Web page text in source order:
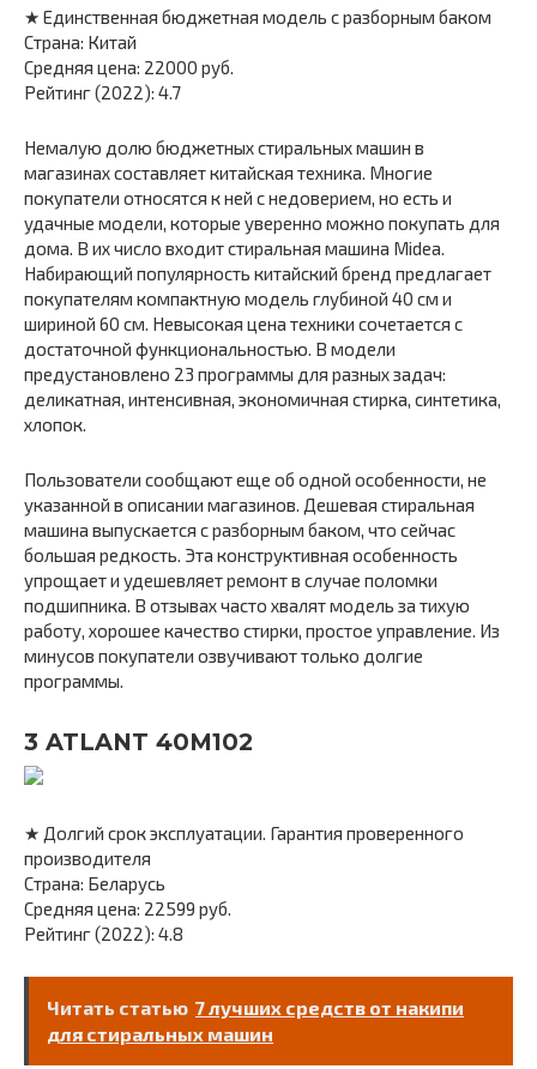
★ Единственная бюджетная модель с разборным баком
Страна: Китай
Средняя цена: 22000 руб.
Рейтинг (2022): 4.7
Немалую долю бюджетных стиральных машин в
магазинах составляет китайская техника. Многие
покупатели относятся к ней с недоверием, но есть и
удачные модели, которые уверенно можно покупать для
дома. В их число входит стиральная машина Midea.
Набирающий популярность китайский бренд предлагает
покупателям компактную модель глубиной 40 см и
шириной 60 см. Невысокая цена техники сочетается с
достаточной функциональностью. В модели
предустановлено 23 программы для разных задач:
деликатная, интенсивная, экономичная стирка, синтетика,
хлопок.
Пользователи сообщают еще об одной особенности, не
указанной в описании магазинов. Дешевая стиральная
машина выпускается с разборным баком, что сейчас
большая редкость. Эта конструктивная особенность
упрощает и удешевляет ремонт в случае поломки
подшипника. В отзывах часто хвалят модель за тихую
работу, хорошее качество стирки, простое управление. Из
минусов покупатели озвучивают только долгие
программы.
3 ATLANT 40М102
★ Долгий срок эксплуатации. Гарантия проверенного
производителя
Страна: Беларусь
Средняя цена: 22599 руб.
Рейтинг (2022): 4.8
Читать статью 7 лучших средств от накипи
для стиральных машин